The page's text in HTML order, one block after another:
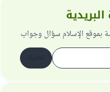
بموقع الإسلام سؤال وجواب